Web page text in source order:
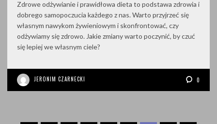
Zdrowe odżywianie i prawidłowa dieta to podstawa zdrowia i
dobrego samopoczucia każdego z nas. Warto przyjrzeć się
własnym nawykom żywieniowym i skonfrontować, czy
odżywiamy się zdrowo. Jakie zmiany warto poczynić, by czuć
się lepiej we własnym ciele?
JERONIM CZARNECKI 0